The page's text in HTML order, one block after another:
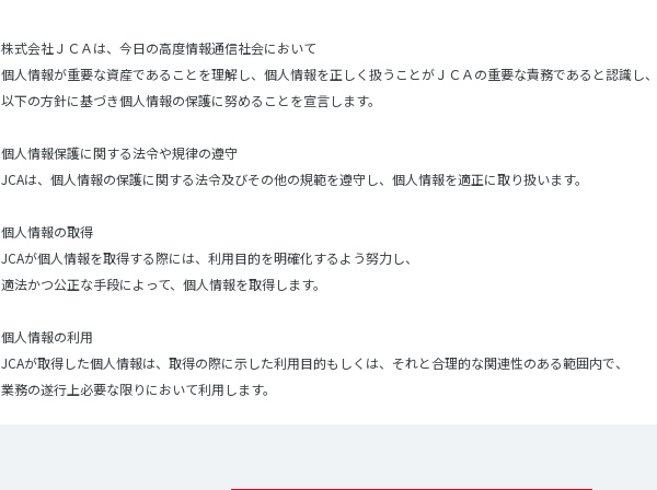
株式会社ＪＣＡは、今日の高度情報通信社会において
個人情報が重要な資産であることを理解し、個人情報を正しく扱うことがＪＣＡの重要な責務であると認識し、
以下の方針に基づき個人情報の保護に努めることを宣言します。
個人情報保護に関する法令や規律の遵守
JCAは、個人情報の保護に関する法令及びその他の規範を遵守し、個人情報を適正に取り扱います。
個人情報の取得
JCAが個人情報を取得する際には、利用目的を明確化するよう努力し、
適法かつ公正な手段によって、個人情報を取得します。
個人情報の利用
JCAが取得した個人情報は、取得の際に示した利用目的もしくは、それと合理的な関連性のある範囲内で、
業務の遂行上必要な限りにおいて利用します。